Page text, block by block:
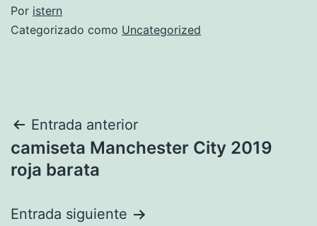
Por istern
Categorizado como Uncategorized
Navegación
de
Entrada anterior
camiseta Manchester City 2019
roja barata
Entrada siguiente